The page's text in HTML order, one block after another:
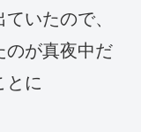
いたので、
のが真夜中だ
とに